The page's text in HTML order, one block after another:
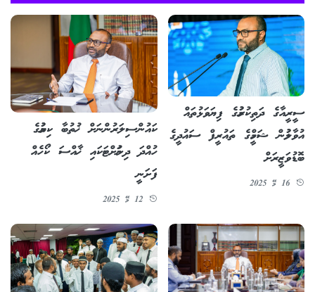
ސީރީއާގެ ދަތިކުރުމުގެ ފިޔަވަޅުތައް
އުވާލުމުން ޝަހީމްގެ ތައުރީފް ސައުދީގެ
ބޮޑުވަޒީރަށް
16 މޭ 2025
ކައުންސިލަރުންނަށް ޚުތުބާ ކިޔުމުގެ
ހުއްދަ ދިނުމަށްޓަކައި ޚާއްސަ ކޯހެއް
ފަށަނީ